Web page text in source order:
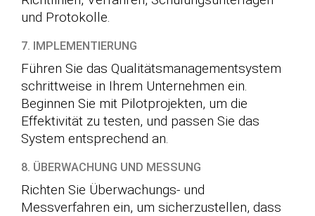
und Protokolle.
7. IMPLEMENTIERUNG
Führen Sie das Qualitätsmanagementsystem
schrittweise in Ihrem Unternehmen ein.
Beginnen Sie mit Pilotprojekten, um die
Effektivität zu testen, und passen Sie das
System entsprechend an.
8. ÜBERWACHUNG UND MESSUNG
Richten Sie Überwachungs- und
Messverfahren ein, um sicherzustellen, dass